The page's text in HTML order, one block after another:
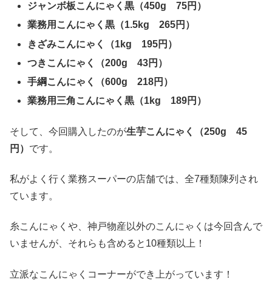
ジャンボ板こんにゃく黒（450g 75円）
業務用こんにゃく黒（1.5kg 265円）
きざみこんにゃく（1kg 195円）
つきこんにゃく（200g 43円）
手綱こんにゃく（600g 218円）
業務用三角こんにゃく黒（1kg 189円）
そして、今回購入したのが生芋こんにゃく（250g 45
円） です。
私がよく行く業務スーパーの店舗では、全7種類陳列され
ています。
糸こんにゃくや、神戸物産以外のこんにゃくは今回含んで
いませんが、それらも含めると10種類以上！
立派なこんにゃくコーナーができ上がっています！